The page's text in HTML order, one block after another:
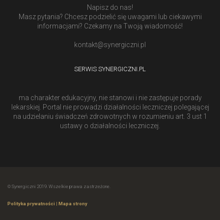
Napisz do nas!
Masz pytania? Chcesz podzielić się uwagami lub ciekawymi
informacjami? Czekamy na Twoją wiadomość!
kontakt@synergiczni.pl
SERWIS SYNERGICZNI.PL
ma charakter edukacyjny, nie stanowi i nie zastępuje porady
lekarskiej. Portal nie prowadzi działalności leczniczej polegającej
na udzielaniu świadczeń zdrowotnych w rozumieniu art. 3 ust 1
ustawy o działalności leczniczej.
© Synergiczni 2019. Wszelkie prawa zastrzeżone.
Polityka prywatności | Mapa strony